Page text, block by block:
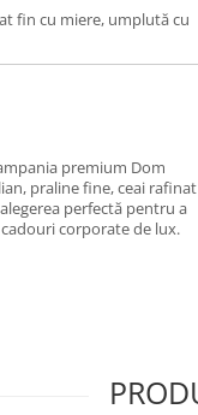
fin cu miere, umplută cu
premium Dom
praline fine, ceai rafinat
perfectă pentru a
corporate de lux.